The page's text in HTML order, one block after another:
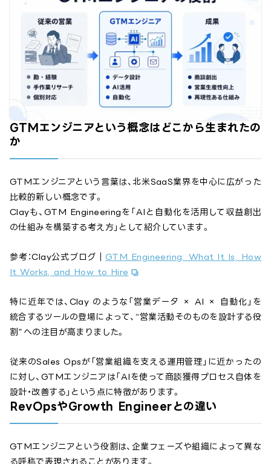
GTMエンジニアという概念はどこから生まれたの
か
GTMエンジニアという言葉は、北米SaaS業界を中心に広がった
比較的新しい概念です。
Clayも、GTM Engineeringを「AIと自動化を活用して収益創出
の仕組みを構築する考え方」として紹介しています。
参考：Clay公式ブログ｜ GTM Engineering: What It Is, How
It Works, and How to Hire
特に近年では、Clay のような「営業データ × AI × 自動化」を
統合するツールの登場によって、“営業活動そのものを設計する役
割”への注目が高まりました。
従来のSales Opsが「営業組織を支える運用管理」に近かったの
に対し、GTMエンジニアは「AIを使って商談獲得プロセス自体を
設計・改善する」という点に特徴があります。
RevOpsやGrowth Engineerとの違い
GTMエンジニアという役割は、企業フェーズや組織によって異な
る呼称で表現されることがあります。